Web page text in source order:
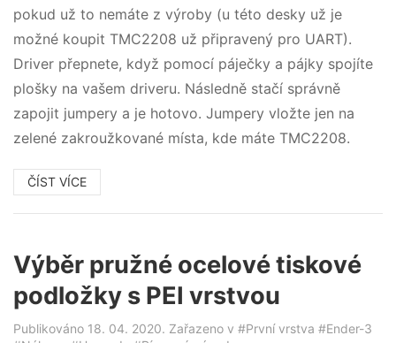
pokud už to nemáte z výroby (u této desky už je
možné koupit TMC2208 už připravený pro UART).
Driver přepnete, když pomocí páječky a pájky spojíte
plošky na vašem driveru. Následně stačí správně
zapojit jumpery a je hotovo. Jumpery vložte jen na
zelené zakroužkované místa, kde máte TMC2208.
ČÍST VÍCE
Výběr pružné ocelové tiskové
podložky s PEI vrstvou
Publikováno 18. 04. 2020. Zařazeno v #První vrstva #Ender-3